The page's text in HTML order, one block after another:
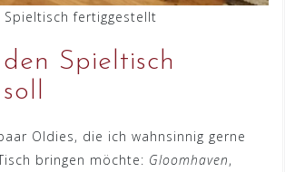
Spieltisch fertiggestellt
Spieltisch
Oldies, die ich wahnsinnig gerne
bringen möchte: Gloomhaven,